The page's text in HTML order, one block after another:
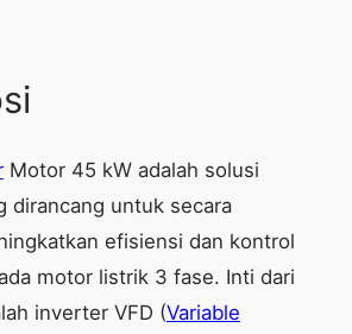
Motor 45 kW adalah solusi
dirancang untuk secara
efisiensi dan kontrol
motor listrik 3 fase. Inti dari
inverter VFD (Variable